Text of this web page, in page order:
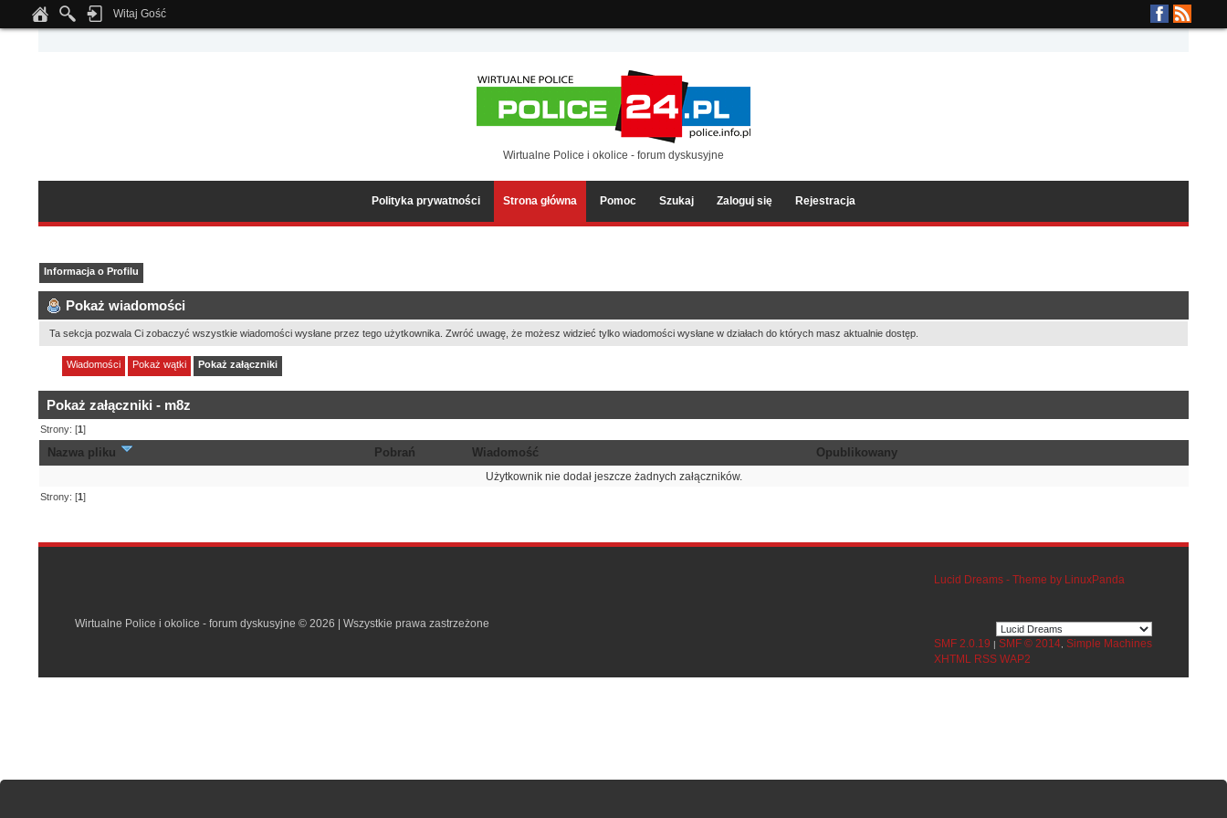
Notice: Undefined index: tapatalk_body_hook in
Witaj Gość
Wirtualne Police i okolice - forum dyskusyjne
Polityka prywatności Strona główna Pomoc Szukaj Zaloguj się Rejestracja
Informacja o Profilu
Pokaż wiadomości
Ta sekcja pozwala Ci zobaczyć wszystkie wiadomości wysłane przez tego użytkownika. Zwróć uwagę, że możesz widzieć tylko wiadomości wysłane w działach do których masz aktualnie dostęp.
Wiadomości Pokaż wątki Pokaż załączniki
Pokaż załączniki - m8z
Strony: [1]
Nazwa pliku Pobrań Wiadomość Opublikowany
Użytkownik nie dodał jeszcze żadnych załączników.
Strony: [1]
Lucid Dreams - Theme by LinuxPanda
SMF 2.0.19 | SMF © 2014, Simple Machines
XHTML RSS WAP2
Wirtualne Police i okolice - forum dyskusyjne © 2026 | Wszystkie prawa zastrzeżone